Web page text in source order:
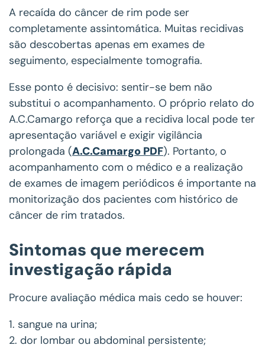
A recaída do câncer de rim pode ser
completamente assintomática. Muitas recidivas
são descobertas apenas em exames de
seguimento, especialmente tomografia.
Esse ponto é decisivo: sentir-se bem não
substitui o acompanhamento. O próprio relato do
A.C.Camargo reforça que a recidiva local pode ter
apresentação variável e exigir vigilância
prolongada (A.C.Camargo PDF). Portanto, o
acompanhamento com o médico e a realização
de exames de imagem periódicos é importante na
monitorização dos pacientes com histórico de
câncer de rim tratados.
Sintomas que merecem
investigação rápida
Procure avaliação médica mais cedo se houver:
1. sangue na urina;
2. dor lombar ou abdominal persistente;